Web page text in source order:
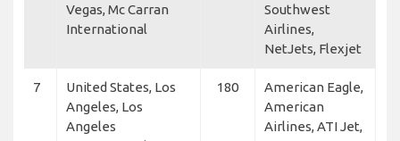
Vegas, Mc Carran
International
Southwest
Airlines,
NetJets, Flexjet
7
United States, Los
Angeles, Los
Angeles
180
American Eagle,
American
Airlines, ATI Jet,